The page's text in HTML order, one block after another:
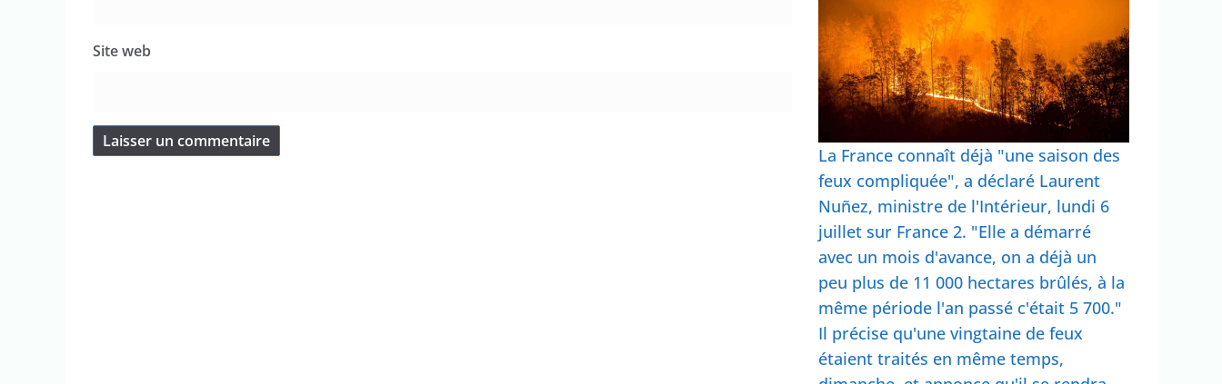
Site web
La France connaît déjà "une saison des
feux compliquée", a déclaré Laurent
Nuñez, ministre de l'Intérieur, lundi 6
juillet sur France 2. "Elle a démarré
avec un mois d'avance, on a déjà un
peu plus de 11 000 hectares brûlés, à la
même période l'an passé c'était 5 700."
Il précise qu'une vingtaine de feux
étaient traités en même temps,